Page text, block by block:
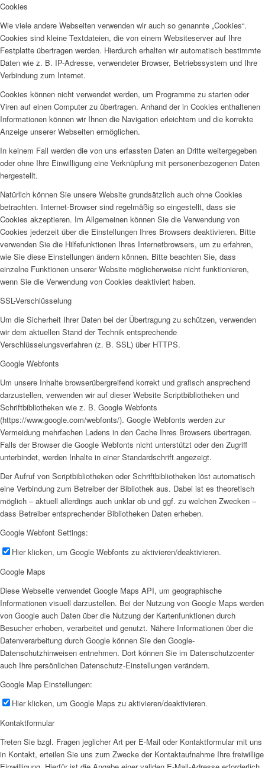
Cookies
Wie viele andere Webseiten verwenden wir auch so genannte „Cookies“.
Cookies sind kleine Textdateien, die von einem Websiteserver auf Ihre
Festplatte übertragen werden. Hierdurch erhalten wir automatisch bestimmte
Daten wie z. B. IP-Adresse, verwendeter Browser, Betriebssystem und Ihre
Verbindung zum Internet.
Cookies können nicht verwendet werden, um Programme zu starten oder
Viren auf einen Computer zu übertragen. Anhand der in Cookies enthaltenen
Informationen können wir Ihnen die Navigation erleichtern und die korrekte
Anzeige unserer Webseiten ermöglichen.
In keinem Fall werden die von uns erfassten Daten an Dritte weitergegeben
oder ohne Ihre Einwilligung eine Verknüpfung mit personenbezogenen Daten
hergestellt.
Natürlich können Sie unsere Website grundsätzlich auch ohne Cookies
betrachten. Internet-Browser sind regelmäßig so eingestellt, dass sie
Cookies akzeptieren. Im Allgemeinen können Sie die Verwendung von
Cookies jederzeit über die Einstellungen Ihres Browsers deaktivieren. Bitte
verwenden Sie die Hilfefunktionen Ihres Internetbrowsers, um zu erfahren,
wie Sie diese Einstellungen ändern können. Bitte beachten Sie, dass
einzelne Funktionen unserer Website möglicherweise nicht funktionieren,
wenn Sie die Verwendung von Cookies deaktiviert haben.
SSL-Verschlüsselung
Um die Sicherheit Ihrer Daten bei der Übertragung zu schützen, verwenden
wir dem aktuellen Stand der Technik entsprechende
Verschlüsselungsverfahren (z. B. SSL) über HTTPS.
Google Webfonts
Um unsere Inhalte browserübergreifend korrekt und grafisch ansprechend
darzustellen, verwenden wir auf dieser Website Scriptbibliotheken und
Schriftbibliotheken wie z. B. Google Webfonts
(https://www.google.com/webfonts/). Google Webfonts werden zur
Vermeidung mehrfachen Ladens in den Cache Ihres Browsers übertragen.
Falls der Browser die Google Webfonts nicht unterstützt oder den Zugriff
unterbindet, werden Inhalte in einer Standardschrift angezeigt.
Der Aufruf von Scriptbibliotheken oder Schriftbibliotheken löst automatisch
eine Verbindung zum Betreiber der Bibliothek aus. Dabei ist es theoretisch
möglich – aktuell allerdings auch unklar ob und ggf. zu welchen Zwecken –
dass Betreiber entsprechender Bibliotheken Daten erheben.
Google Webfont Settings:
Hier klicken, um Google Webfonts zu aktivieren/deaktivieren.
Google Maps
Diese Webseite verwendet Google Maps API, um geographische
Informationen visuell darzustellen. Bei der Nutzung von Google Maps werden
von Google auch Daten über die Nutzung der Kartenfunktionen durch
Besucher erhoben, verarbeitet und genutzt. Nähere Informationen über die
Datenverarbeitung durch Google können Sie den Google-
Datenschutzhinweisen entnehmen. Dort können Sie im Datenschutzcenter
auch Ihre persönlichen Datenschutz-Einstellungen verändern.
Google Map Einstellungen:
Hier klicken, um Google Maps zu aktivieren/deaktivieren.
Kontaktformular
Treten Sie bzgl. Fragen jeglicher Art per E-Mail oder Kontaktformular mit uns
in Kontakt, erteilen Sie uns zum Zwecke der Kontaktaufnahme Ihre freiwillige